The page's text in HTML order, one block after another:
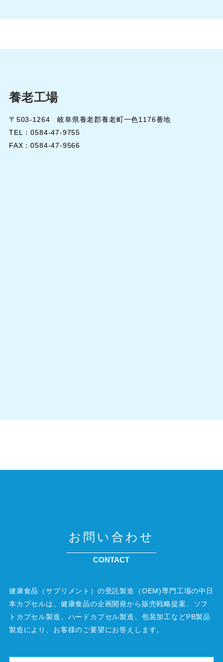
養老工場
〒503-1264 岐阜県養老郡養老町一色1176番地
TEL：0584-47-9755
FAX：0584-47-9566
お問い合わせ
CONTACT
健康食品（サプリメント）の受託製造（OEM)専門工場の中日
本カプセルは、健康食品の企画開発から販売戦略提案、ソフ
トカプセル製造、ハードカプセル製造、包装加工などPB製品
製造により、お客様のご要望にお答えします。